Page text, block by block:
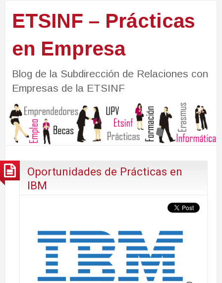
ETSINF – Prácticas
en Empresa
Blog de la Subdirección de Relaciones con
Empresas de la ETSINF
Oportunidades de Prácticas en
IBM